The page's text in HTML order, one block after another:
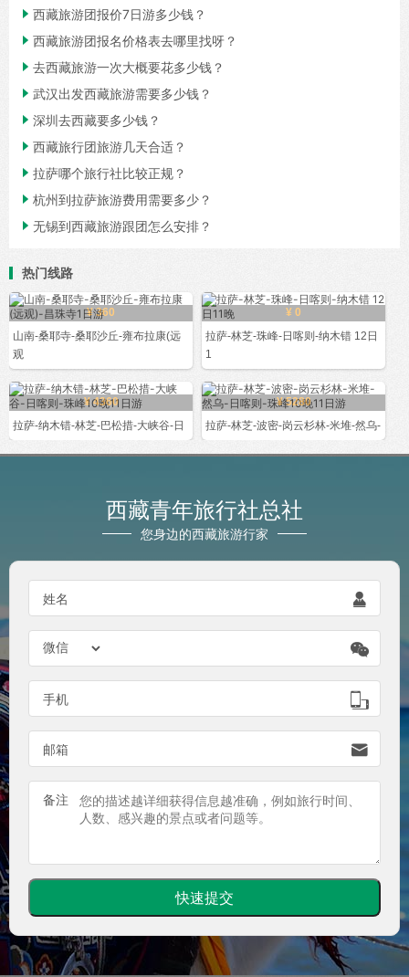
 西藏旅游团报价7日游多少钱？
 西藏旅游团报名价格表去哪里找呀？
 去西藏旅游一次大概要花多少钱？
 武汉出发西藏旅游需要多少钱？
 深圳去西藏要多少钱？
 西藏旅行团旅游几天合适？
 拉萨哪个旅行社比较正规？
 杭州到拉萨旅游费用需要多少？
 无锡到西藏旅游跟团怎么安排？
热门线路
¥ 360
山南-桑耶寺-桑耶沙丘-雍布拉康(远
观
¥ 0
拉萨-林芝-珠峰-日喀则-纳木错 12日
1
¥ 4360
拉萨-纳木错-林芝-巴松措-大峡谷-日
¥ 5280
拉萨-林芝-波密-岗云杉林-米堆-然乌-
西藏青年旅行社总社
您身边的西藏旅游行家
姓名 

手机 
邮箱 
备注